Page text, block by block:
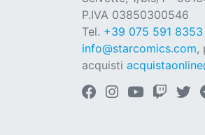
P.IVA 03850300546
Tel. +39 075 591 8353
info@starcomics.com,
acquisti